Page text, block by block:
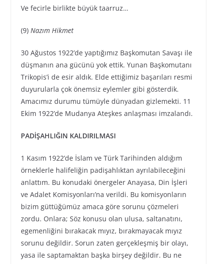
Ve fecirle birlikte büyük taarruz…
(9)Nazım Hikmet
30 Ağustos 1922’de yaptığımız Başkomutan Savaşı ile
düşmanın ana gücünü yok ettik. Yunan Başkomutanı
Trikopis’i de esir aldık. Elde ettiğimiz başarıları resmi
duyurularla çok önemsiz eylemler gibi gösterdik.
Amacımız durumu tümüyle dünyadan gizlemekti. 11
Ekim 1922’de Mudanya Ateşkes anlaşması imzalandı.
PADİŞAHLIĞIN KALDIRILMASI
1 Kasım 1922’de İslam ve Türk Tarihinden aldığım
örneklerle halifeliğin padişahlıktan ayrılabileceğini
anlattım. Bu konudaki önergeler Anayasa, Din İşleri
ve Adalet Komisyonları’na verildi. Bu komisyonların
bizim güttüğümüz amaca göre sorunu çözmeleri
zordu. Onlara; Söz konusu olan ulusa, saltanatını,
egemenliğini bırakacak mıyız, bırakmayacak mıyız
sorunu değildir. Sorun zaten gerçekleşmiş bir olayı,
yasa ile saptamaktan başka birşey değildir. Bu ne